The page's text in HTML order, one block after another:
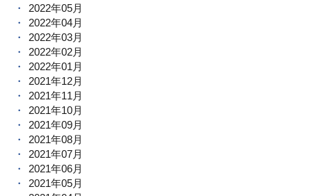
2022年05月
2022年04月
2022年03月
2022年02月
2022年01月
2021年12月
2021年11月
2021年10月
2021年09月
2021年08月
2021年07月
2021年06月
2021年05月